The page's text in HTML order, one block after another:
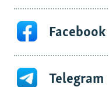
Facebook
Telegram